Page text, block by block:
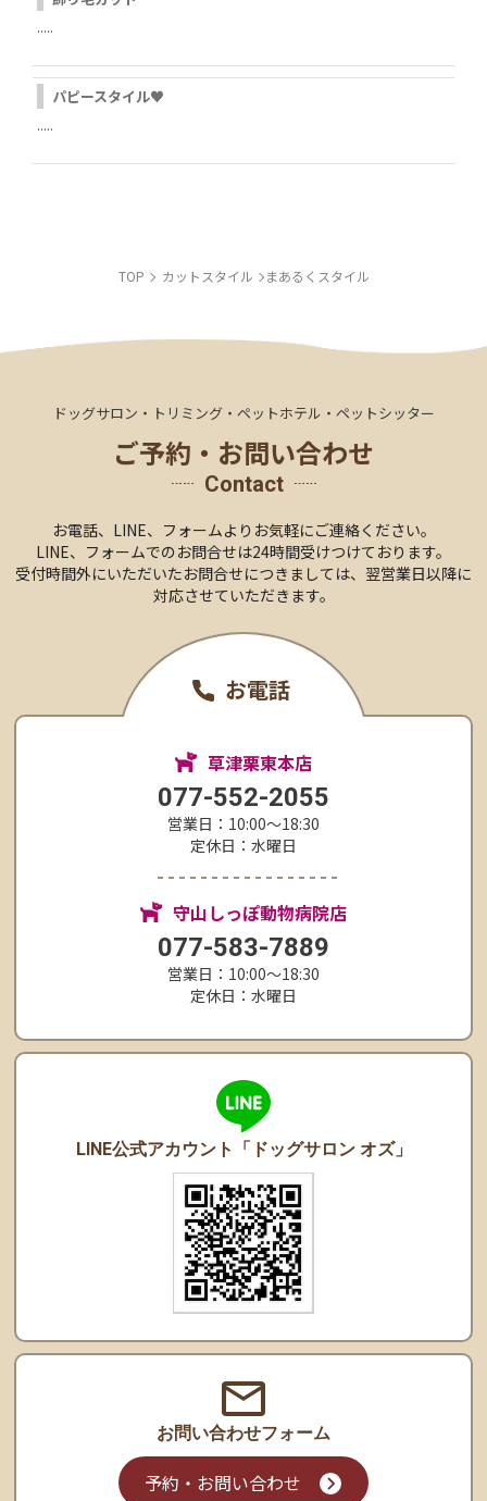
.....
パピースタイル♥
.....
TOP カットスタイル まあるくスタイル
ドッグサロン・トリミング・ペットホテル・ペットシッター
ご予約・お問い合わせ
Contact
お電話、LINE、 フォームより お気軽にご連絡ください。
LINE、フォームでのお問合せは24時間受けつけております。
受付時間外にいただいたお問合せにつきましては、 翌営業日以降に
対応させていただきます。
お電話
草津栗東本店
077-552-2055
営業日：10:00〜18:30
定休日：水曜日
守山しっぽ動物病院店
077-583-7889
営業日：10:00〜18:30
定休日：水曜日
LINE公式アカウント 「ドッグサロン オズ」
お問い合わせフォーム
予約・お問い合わせ